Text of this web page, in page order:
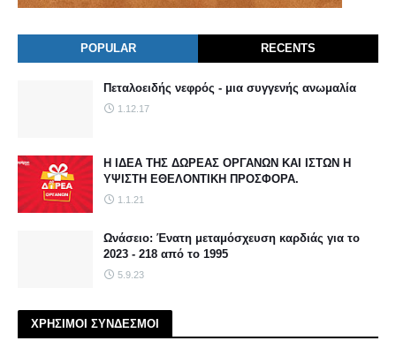
POPULAR RECENTS
Πεταλοειδής νεφρός - μια συγγενής ανωμαλία
1.12.17
Η ΙΔΕΑ ΤΗΣ ΔΩΡΕΑΣ ΟΡΓΑΝΩΝ ΚΑΙ ΙΣΤΩΝ Η
ΥΨΙΣΤΗ ΕΘΕΛΟΝΤΙΚΗ ΠΡΟΣΦΟΡΑ.
1.1.21
Ωνάσειο: Ένατη μεταμόσχευση καρδιάς για το
2023 - 218 από το 1995
5.9.23
ΧΡΗΣΙΜΟΙ ΣΥΝΔΕΣΜΟΙ